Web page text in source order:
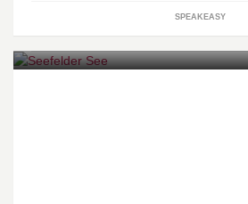
SPEAKEASY